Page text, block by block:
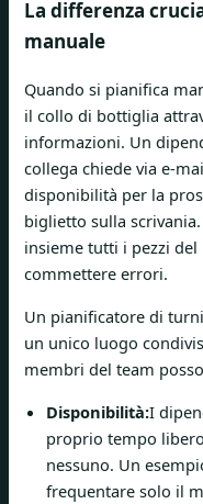
La differenza
manuale
Quando si pianifica
il collo di bottiglia
informazioni. Un
collega chiede via e-
disponibilità per la
biglietto sulla
insieme tutti i pezzi
commettere errori.
Un pianificatore di
un unico luogo
membri del team
Disponibilità:I
proprio tempo
nessuno. Un
frequentare solo il